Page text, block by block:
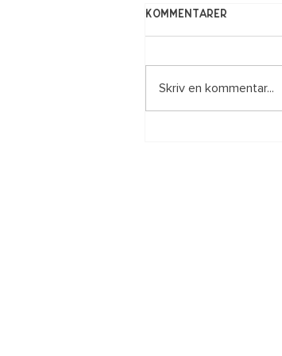
Kommentarer
Skriv en kommentar...